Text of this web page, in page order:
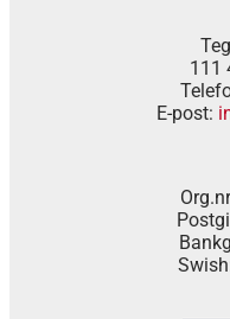
111
E-post: